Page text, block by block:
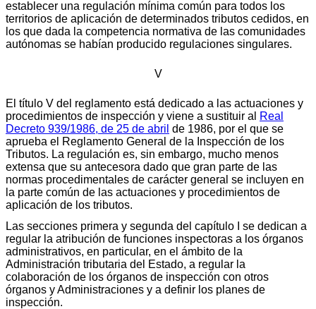
establecer una regulación mínima común para todos los
territorios de aplicación de determinados tributos cedidos, en
los que dada la competencia normativa de las comunidades
autónomas se habían producido regulaciones singulares.
V
El título V del reglamento está dedicado a las actuaciones y
procedimientos de inspección y viene a sustituir al
Real
Decreto 939/1986, de 25 de abril de 1986, por el que se
aprueba el Reglamento General de la Inspección de los
Tributos. La regulación es, sin embargo, mucho menos
extensa que su antecesora dado que gran parte de las
normas procedimentales de carácter general se incluyen en
la parte común de las actuaciones y procedimientos de
aplicación de los tributos.
Las secciones primera y segunda del capítulo I se dedican a
regular la atribución de funciones inspectoras a los órganos
administrativos, en particular, en el ámbito de la
Administración tributaria del Estado, a regular la
colaboración de los órganos de inspección con otros
órganos y Administraciones y a definir los planes de
inspección.